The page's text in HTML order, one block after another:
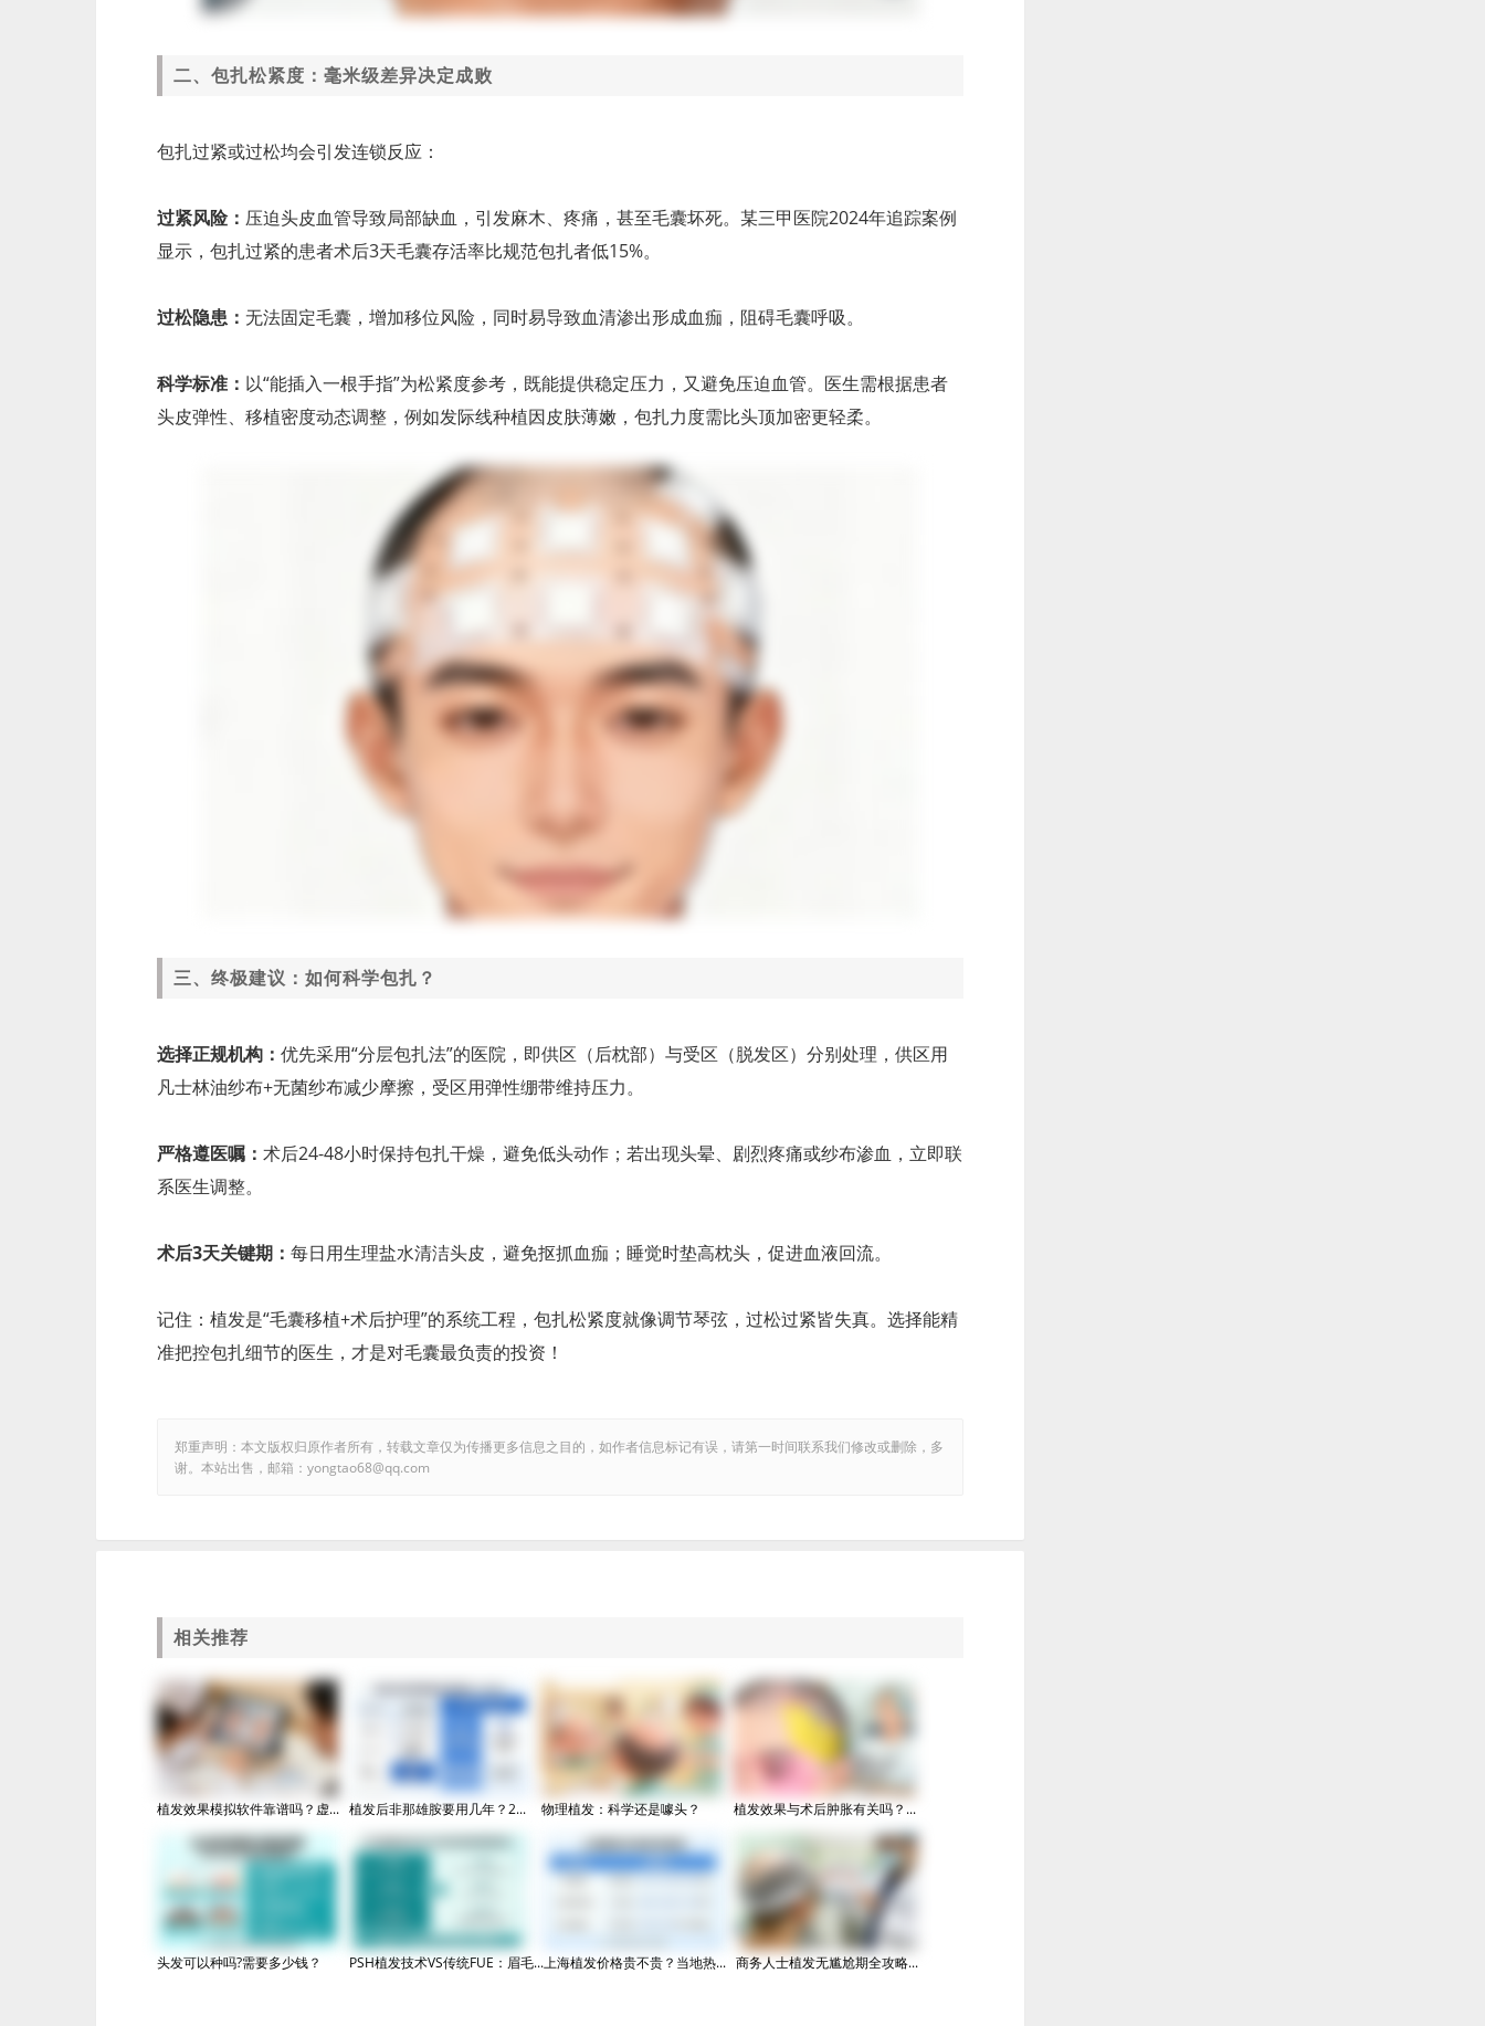
二、包扎松紧度：毫米级差异决定成败
包扎过紧或过松均会引发连锁反应：
过紧风险： 压迫头皮血管导致局部缺血，引发麻木、疼痛，甚至毛囊坏死。某三甲医院2024年追踪案例
显示，包扎过紧的患者术后3天毛囊存活率比规范包扎者低15%。
过松隐患： 无法固定毛囊，增加移位风险，同时易导致血清渗出形成血痂，阻碍毛囊呼吸。
科学标准： 以“能插入一根手指”为松紧度参考，既能提供稳定压力，又避免压迫血管。医生需根据患者
头皮弹性、移植密度动态调整，例如发际线种植因皮肤薄嫩，包扎力度需比头顶加密更轻柔。
三、终极建议：如何科学包扎？
选择正规机构： 优先采用“分层包扎法”的医院，即供区（后枕部）与受区（脱发区）分别处理，供区用
凡士林油纱布+无菌纱布减少摩擦，受区用弹性绷带维持压力。
严格遵医嘱： 术后24-48小时保持包扎干燥，避免低头动作；若出现头晕、剧烈疼痛或纱布渗血，立即联
系医生调整。
术后3天关键期： 每日用生理盐水清洁头皮，避免抠抓血痂；睡觉时垫高枕头，促进血液回流。
记住：植发是“毛囊移植+术后护理”的系统工程，包扎松紧度就像调节琴弦，过松过紧皆失真。选择能精
准把控包扎细节的医生，才是对毛囊最负责的投资！
郑重声明：本文版权归原作者所有，转载文章仅为传播更多信息之目的，如作者信息标记有误，请第一时间联系我们修改或删除，多
谢。本站出售，邮箱：yongtao68@qq.com
相关推荐
植发效果模拟软件靠谱吗？虚... 植发后非那雄胺要用几年？2... 物理植发：科学还是噱头？ 植发效果与术后肿胀有关吗？...
头发可以种吗?需要多少钱？ PSH植发技术VS传统FUE：眉毛...上海植发价格贵不贵？当地热... 商务人士植发无尴尬期全攻略...